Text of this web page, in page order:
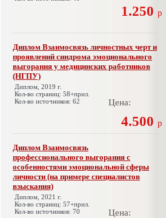
1.250 р
Диплом Взаимосвязь личностных черт и
проявлений синдрома эмоционального
выгорания у медицинских работников
(НГПУ)
Диплом, 2019 г.
Кол-во страниц: 58+прил.
Кол-во источников: 62
Цена:
4.500 р
Диплом Взаимосвязь
профессионального выгорания с
особенностями эмоциональной сферы
личности (на примере специалистов
взыскания)
Диплом, 2021 г.
Кол-во страниц: 57+прил.
Кол-во источников: 70
Цена: